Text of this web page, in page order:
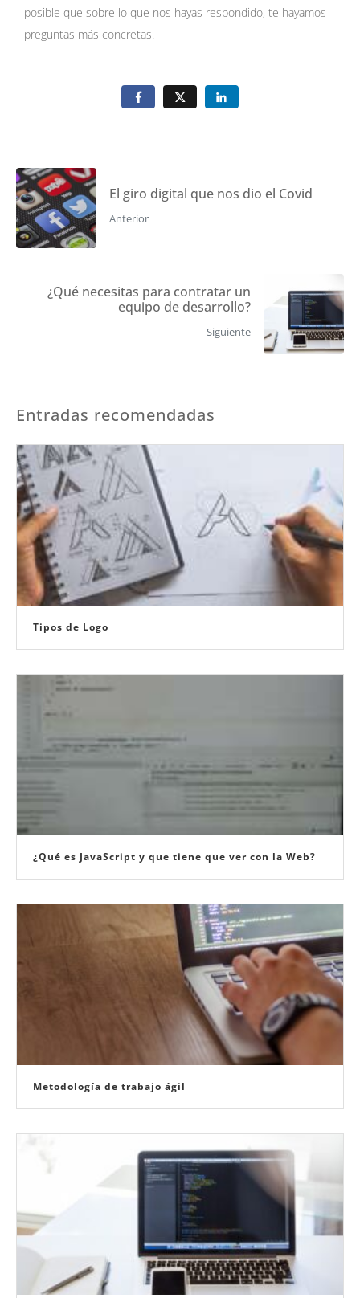
posible que sobre lo que nos hayas respondido, te hayamos
preguntas más concretas.
El giro digital que nos dio el Covid
Anterior
¿Qué necesitas para contratar un
equipo de desarrollo?
Siguiente
Entradas recomendadas
Tipos de Logo
¿Qué es JavaScript y que tiene que ver con la Web?
Metodología de trabajo ágil